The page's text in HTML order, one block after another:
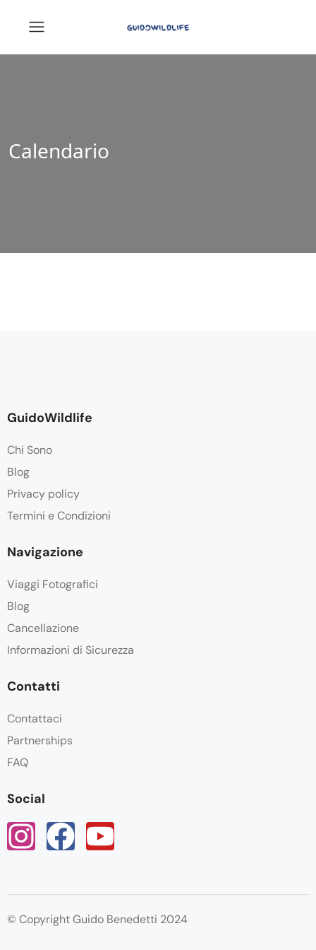
Calendario
GuidoWildlife
Chi Sono
Blog
Privacy policy
Termini e Condizioni
Navigazione
Viaggi Fotografici
Blog
Cancellazione
Informazioni di Sicurezza
Contatti
Contattaci
Partnerships
FAQ
Social
© Copyright Guido Benedetti 2024